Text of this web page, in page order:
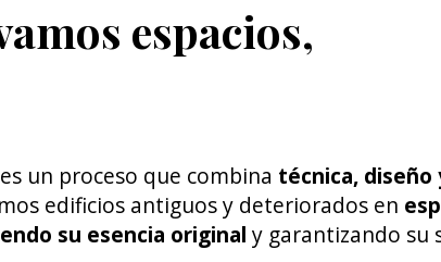
espacios,
un proceso que combina técnica, diseño
edificios antiguos y deteriorados en
su esencia original y garantizando su